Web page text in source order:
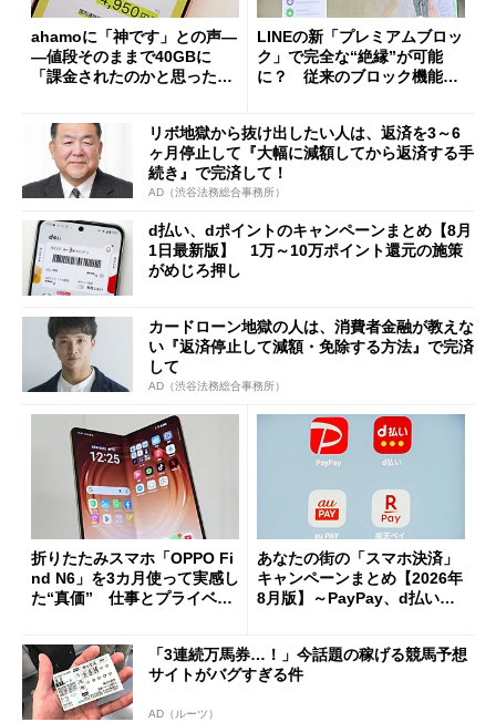
ahamoに「神です」との声―
―値段そのままで40GBに
「課金されたのかと思った」
LINEの新「プレミアムブロッ
ク」で完全な“絶縁”が可能
に？ 従来のブロック機能と
リボ地獄から抜け出したい人は、返済を3～6
ヶ月停止して『大幅に減額してから返済する手
続き』で完済して！
AD（渋谷法務総合事務所）
d払い、dポイントのキャンペーンまとめ【8月
1日最新版】 1万～10万ポイント還元の施策
がめじろ押し
カードローン地獄の人は、消費者金融が教えな
い『返済停止して減額・免除する方法』で完済
して
AD（渋谷法務総合事務所）
折りたたみスマホ「OPPO Fi
nd N6」を3カ月使って実感し
た“真価” 仕事とプライベー
あなたの街の「スマホ決済」
キャンペーンまとめ【2026年
8月版】～PayPay、d払い、a
「3連続万馬券…！」今話題の稼げる競馬予想
サイトがバグすぎる件
AD（ルーツ）